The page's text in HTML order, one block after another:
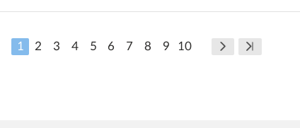
1 2 3 4 5 6 7 8 9 10